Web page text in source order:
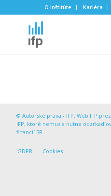
O inštitúte Kariéra
© Autorské práva - IFP. Web IFP
IFP, ktoré nemusia nutne
financií SR.
GDPR Cookies